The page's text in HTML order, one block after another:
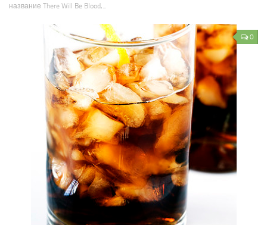
название There Will Be Blood,...
0